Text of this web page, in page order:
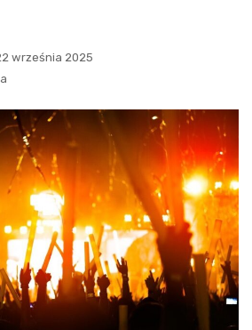
września 2025